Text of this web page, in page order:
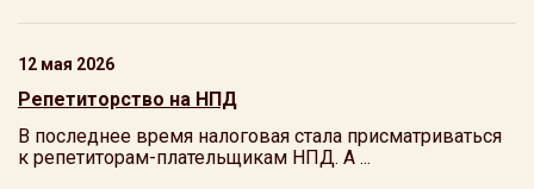
12 мая 2026
Репетиторство на НПД
В последнее время налоговая стала присматриваться
к репетиторам-плательщикам НПД. А ...